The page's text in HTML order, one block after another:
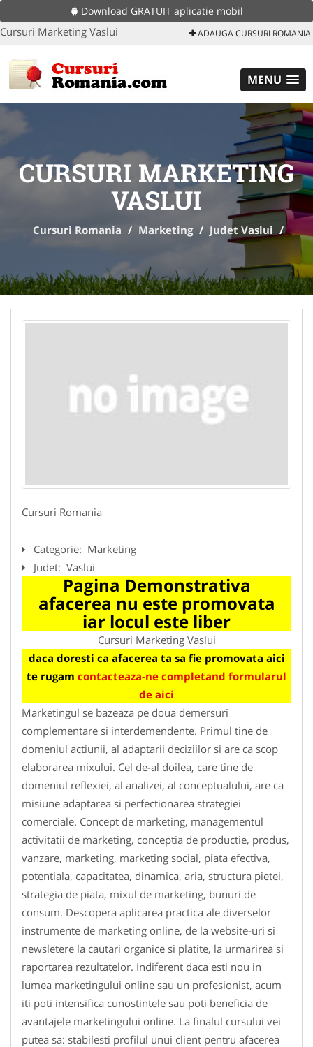
Download GRATUIT aplicatie mobil
Cursuri Marketing Vaslui ADAUGA CURSURI ROMANIA
MENU
CURSURI MARKETING
VASLUI
Cursuri Romania / Marketing / Judet Vaslui /
Cursuri Romania
Categorie: Marketing
Judet: Vaslui
Pagina Demonstrativa
afacerea nu este promovata
iar locul este liber
Cursuri Marketing Vaslui
daca doresti ca afacerea ta sa fie promovata aici
te rugam contacteaza-ne completand formularul
de aici
Marketingul se bazeaza pe doua demersuri
complementare si interdemendente. Primul tine de
domeniul actiunii, al adaptarii deciziilor si are ca scop
elaborarea mixului. Cel de-al doilea, care tine de
domeniul reflexiei, al analizei, al conceptualului, are ca
misiune adaptarea si perfectionarea strategiei
comerciale. Concept de marketing, managementul
activitatii de marketing, conceptia de productie, produs,
vanzare, marketing, marketing social, piata efectiva,
potentiala, capacitatea, dinamica, aria, structura pietei,
strategia de piata, mixul de marketing, bunuri de
consum. Descopera aplicarea practica ale diverselor
instrumente de marketing online, de la website-uri si
newsletere la cautari organice si platite, la urmarirea si
raportarea rezultatelor. Indiferent daca esti nou in
lumea marketingului online sau un profesionist, acum
iti poti intensifica cunostintele sau poti beneficia de
avantajele marketingului online. La finalul cursului vei
putea sa: stabilesti profilul unui client pentru afacerea